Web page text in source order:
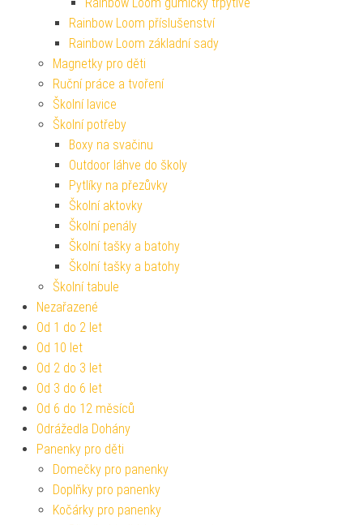
Rainbow Loom příslušenství
Rainbow Loom základní sady
Magnetky pro děti
Ruční práce a tvoření
Školní lavice
Školní potřeby
Boxy na svačinu
Outdoor láhve do školy
Pytlíky na přezůvky
Školní aktovky
Školní penály
Školní tašky a batohy
Školní tašky a batohy
Školní tabule
Nezařazené
Od 1 do 2 let
Od 10 let
Od 2 do 3 let
Od 3 do 6 let
Od 6 do 12 měsíců
Odrážedla Dohány
Panenky pro děti
Domečky pro panenky
Doplňky pro panenky
Kočárky pro panenky